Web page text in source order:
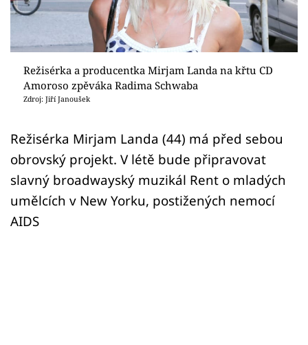
Sex a vztahy
Videa
Sledujte prima+
Sledujte nás
Režisérka a producentka Mirjam Landa na křtu CD
Amoroso zpěváka Radima Schwaba
Zdroj: Jiří Janoušek
Režisérka Mirjam Landa (44) má před sebou
obrovský projekt. V létě bude připravovat
slavný broadwayský muzikál Rent o mladých
umělcích v New Yorku, postižených nemocí
AIDS